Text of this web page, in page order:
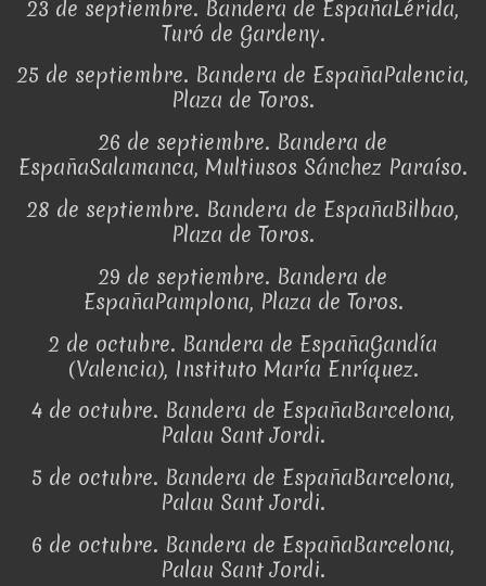
23 de septiembre. Bandera de EspañaLérida,
Turó de Gardeny.
25 de septiembre. Bandera de EspañaPalencia,
Plaza de Toros.
26 de septiembre. Bandera de
EspañaSalamanca, Multiusos Sánchez Paraíso.
28 de septiembre. Bandera de EspañaBilbao,
Plaza de Toros.
29 de septiembre. Bandera de
EspañaPamplona, Plaza de Toros.
2 de octubre. Bandera de EspañaGandía
(Valencia), Instituto María Enríquez.
4 de octubre. Bandera de EspañaBarcelona,
Palau Sant Jordi.
5 de octubre. Bandera de EspañaBarcelona,
Palau Sant Jordi.
6 de octubre. Bandera de EspañaBarcelona,
Palau Sant Jordi.